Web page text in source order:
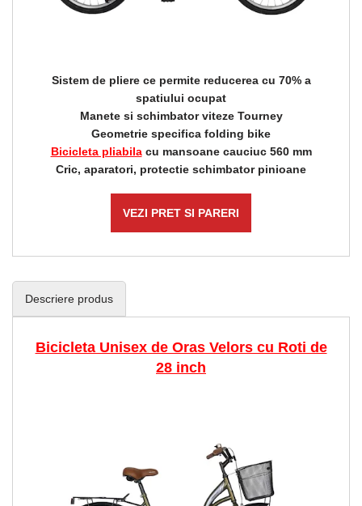
Sistem de pliere ce permite reducerea cu 70% a
spatiului ocupat
Manete si schimbator viteze Tourney
Geometrie specifica folding bike
Bicicleta pliabilacu mansoane cauciuc 560 mm
Cric, aparatori, protectie schimbator pinioane
VEZI PRET SI PARERI
Descriere produs
Bicicleta Unisex de Oras Velors cu Roti de
28 inch